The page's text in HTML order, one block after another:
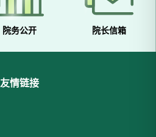
院务公开 院长信箱
友情链接